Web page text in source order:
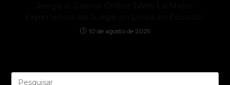
10 de agosto de 2025